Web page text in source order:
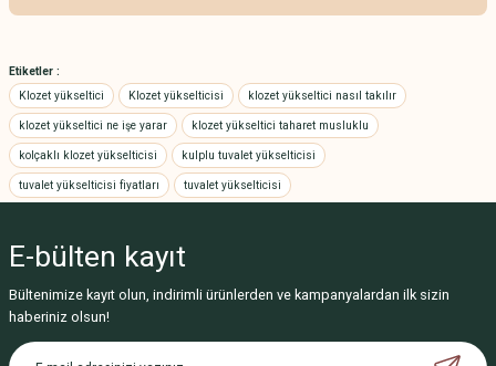
yetersiz gördüğünüz noktaları öneri formunu kullanarak tarafımıza
iletebilirsiniz.
Görüş ve önerileriniz için teşekkür ederiz.
Ürün resmi kalitesiz, bozuk veya görüntülenemiyor.
Ürün açıklamasında eksik bilgiler bulunuyor.
Ürün fiyatı diğer sitelerden daha pahalı.
Bu ürüne benzer farklı alternatifler olmalı.
Etiketler :
Klozet yükseltici
Klozet yükselticisi klozet yükseltici nasıl takılır
klozet yükseltici ne işe yarar klozet yükseltici taharet musluklu
kolçaklı klozet yükselticisi kulplu tuvalet yükselticisi
tuvalet yükselticisi fiyatları tuvalet yükselticisi
E-bülten kayıt
Bültenimize kayıt olun, indirimli ürünlerden ve kampanyalardan ilk sizin
haberiniz olsun!